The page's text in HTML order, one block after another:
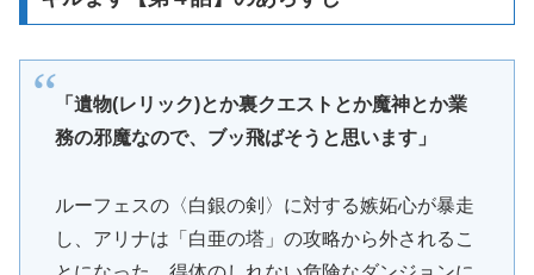
「遺物(レリック)とか裏クエストとか魔神とか業
務の邪魔なので、ブッ飛ばそうと思います」
ルーフェスの〈白銀の剣〉に対する嫉妬心が暴走
し、アリナは「白亜の塔」の攻略から外されるこ